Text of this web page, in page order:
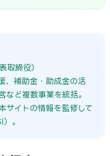
取締役）
、補助金・助成金の活
など複数事業を統括。
サイトの情報を監修して
）。